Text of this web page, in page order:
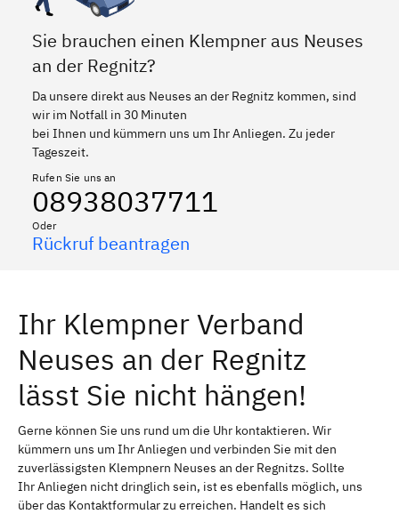
Sie brauchen einen Klempner aus Neuses
an der Regnitz?
Da unsere direkt aus Neuses an der Regnitz kommen, sind
wir im Notfall in 30 Minuten
bei Ihnen und kümmern uns um Ihr Anliegen. Zu jeder
Tageszeit.
Rufen Sie uns an
08938037711
Oder
Rückruf beantragen
Ihr Klempner Verband
Neuses an der Regnitz
lässt Sie nicht hängen!
Gerne können Sie uns rund um die Uhr kontaktieren. Wir
kümmern uns um Ihr Anliegen und verbinden Sie mit den
zuverlässigsten Klempnern Neuses an der Regnitzs. Sollte
Ihr Anliegen nicht dringlich sein, ist es ebenfalls möglich, uns
über das Kontaktformular zu erreichen. Handelt es sich